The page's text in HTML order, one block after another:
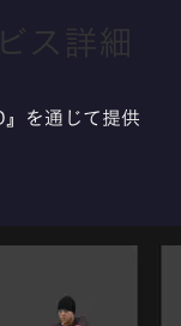
ス詳細
』を通じて提供